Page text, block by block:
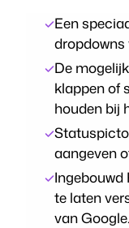
Een
dropdowns
De
klappen of
houden bij
aangeven
te laten
van Google.